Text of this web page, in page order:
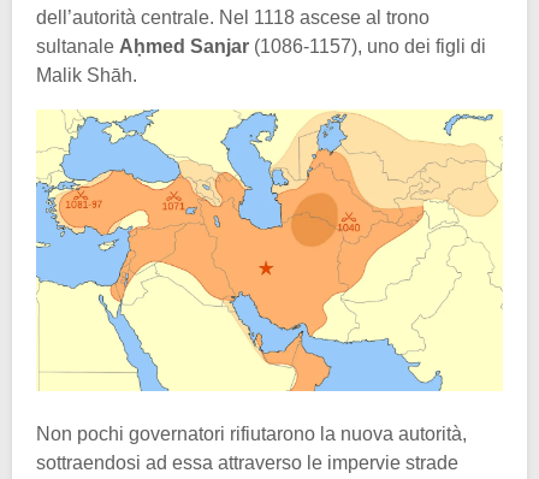
dell’autorità centrale. Nel 1118 ascese al trono
sultanale Aḥmed Sanjar (1086-1157), uno dei figli di
Malik Shāh.
Non pochi governatori rifiutarono la nuova autorità,
sottraendosi ad essa attraverso le impervie strade